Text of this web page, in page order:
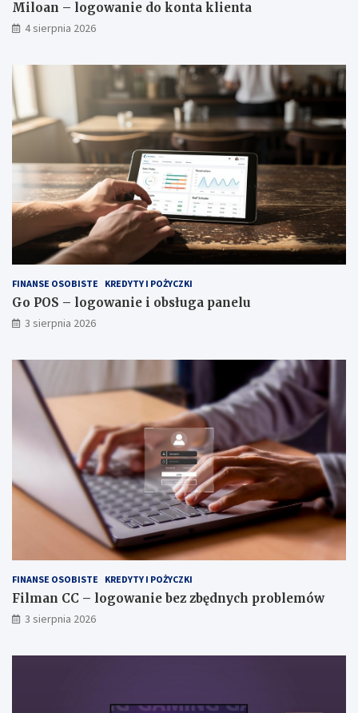
Miloan – logowanie do konta klienta
4 sierpnia 2026
FINANSE OSOBISTE KREDYTY I POŻYCZKI
Go POS – logowanie i obsługa panelu
3 sierpnia 2026
FINANSE OSOBISTE KREDYTY I POŻYCZKI
Filman CC – logowanie bez zbędnych problemów
3 sierpnia 2026